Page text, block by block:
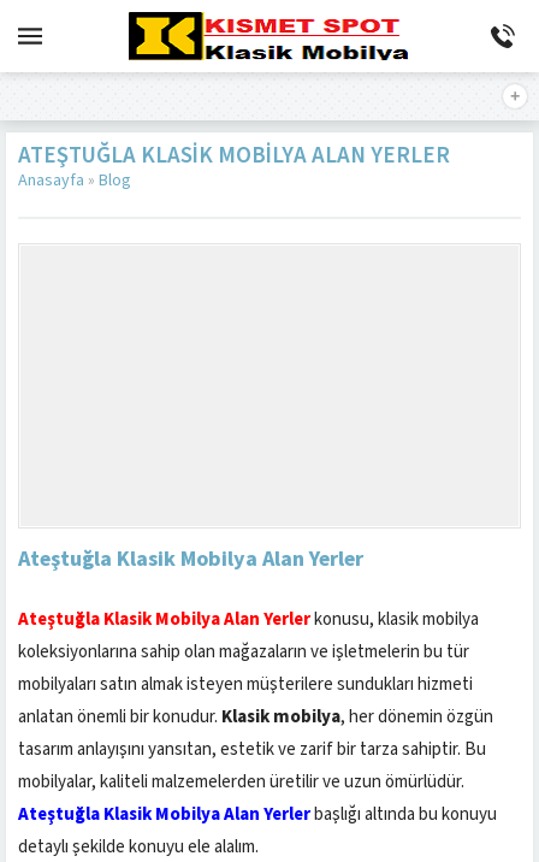
ATEŞTUĞLA KLASIK MOBILYA ALAN YERLER
Anasayfa » Blog
Ateştuğla Klasik Mobilya Alan Yerler
Ateştuğla Klasik Mobilya Alan Yerlerkonusu, klasik mobilya
koleksiyonlarına sahip olan mağazaların ve işletmelerin bu tür
mobilyaları satın almak isteyen müşterilere sundukları hizmeti
anlatan önemli bir konudur. Klasik mobilya, her dönemin özgün
tasarım anlayışını yansıtan, estetik ve zarif bir tarza sahiptir. Bu
mobilyalar, kaliteli malzemelerden üretilir ve uzun ömürlüdür.
Ateştuğla Klasik Mobilya Alan Yerlerbaşlığı altında bu konuyu
detaylı şekilde konuyu ele alalım.